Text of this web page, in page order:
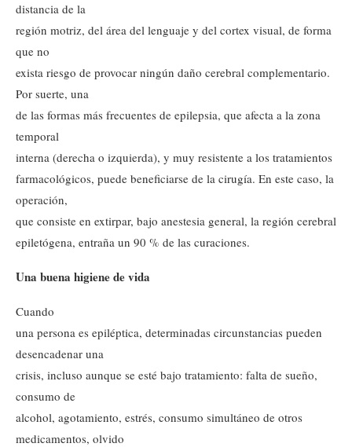
distancia de la
región motriz, del área del lenguaje y del cortex visual, de forma
que no
exista riesgo de provocar ningún daño cerebral complementario.
Por suerte, una
de las formas más frecuentes de epilepsia, que afecta a la zona
temporal
interna (derecha o izquierda), y muy resistente a los tratamientos
farmacológicos, puede beneficiarse de la cirugía. En este caso, la
operación,
que consiste en extirpar, bajo anestesia general, la región cerebral
epiletógena, entraña un 90 % de las curaciones.
Una buena higiene de vida
Cuando
una persona es epiléptica, determinadas circunstancias pueden
desencadenar una
crisis, incluso aunque se esté bajo tratamiento: falta de sueño,
consumo de
alcohol, agotamiento, estrés, consumo simultáneo de otros
medicamentos, olvido